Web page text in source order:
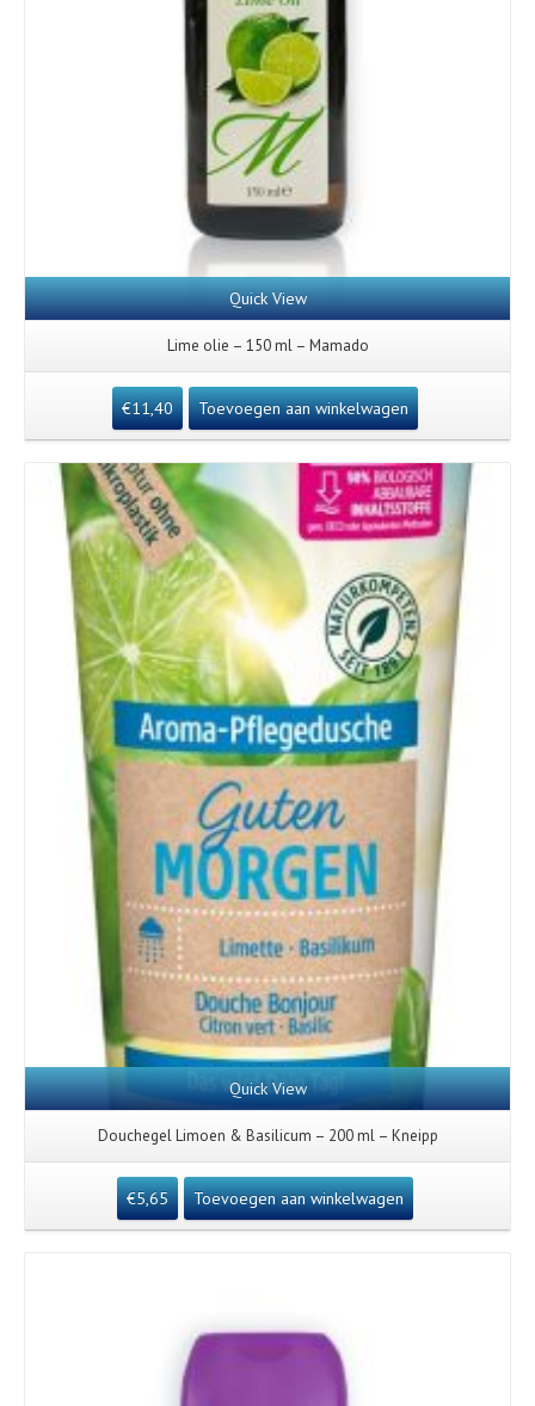
Quick View
Lime olie – 150 ml – Mamado
€11,40 Toevoegen aan winkelwagen
Quick View
Douchegel Limoen & Basilicum – 200 ml – Kneipp
€5,65 Toevoegen aan winkelwagen